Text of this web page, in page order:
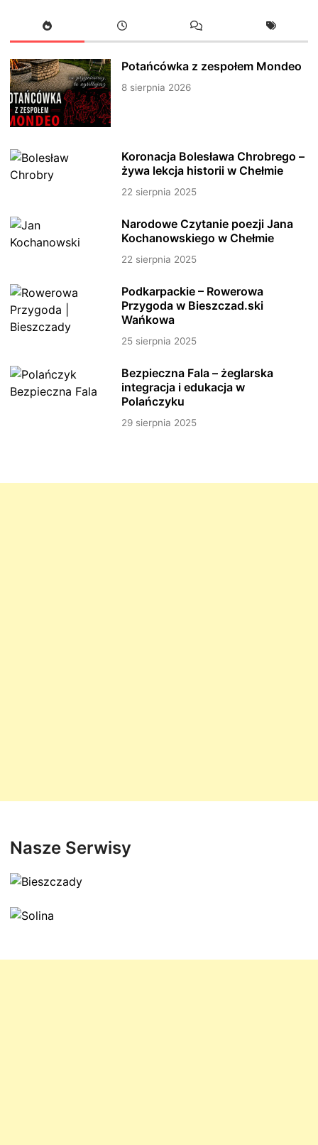
Potańcówka z zespołem Mondeo
8 sierpnia 2026
Koronacja Bolesława Chrobrego –
żywa lekcja historii w Chełmie
22 sierpnia 2025
Narodowe Czytanie poezji Jana
Kochanowskiego w Chełmie
22 sierpnia 2025
Podkarpackie – Rowerowa
Przygoda w Bieszczad.ski
Wańkowa
25 sierpnia 2025
Bezpieczna Fala – żeglarska
integracja i edukacja w
Polańczyku
29 sierpnia 2025
Nasze Serwisy